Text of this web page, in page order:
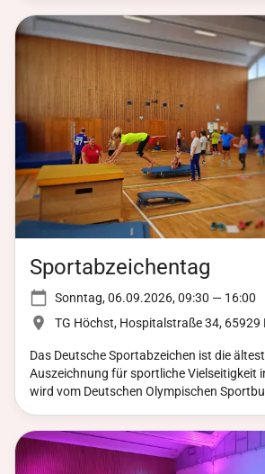
Sportabzeichentag
Sonntag, 06.09.2026, 09:30 — 16:00
TG Höchst, Hospitalstraße 34,
Das Deutsche Sportabzeichen ist die älteste und bekannteste
Auszeichnung für sportliche Vielseitigkeit
wird vom Deutschen Olympischen
Disziplingruppen: Ausdauer, Kraft, Schnelligkeit und
Koordination – ergänzt durch einen Schwimmnachweis.
Sportabzeichentag 2026 bei der